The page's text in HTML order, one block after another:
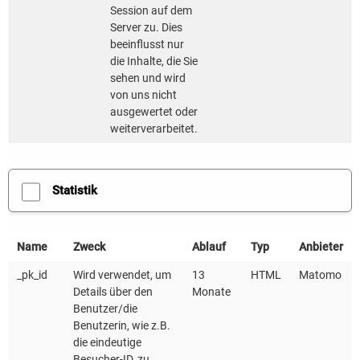
frühzeitig ein Gesamtkonzept für ihre geplante
Ladestation zu entwickeln. Dabei stehen folgende
Fragen im Vordergrund:
• Wie hoch ist der Bedarf in unserem Haus?
• Wie wollen wir die Stellplätze organisieren?
• Welche Kosten kommen auf uns zu und welche
Finanzierungsmöglichkeiten gibt es?
Nicht immer muss so umfassend geplant werden.
Wer in einer kleinen Wohnanlage lebt oder wenn nur
einzelne Mietparteien oder Eigentümer und
Eigentümerinnen eine Lademöglichkeit wünschen,
kann eine individuelle Einzellösung sinnvoll und
Session auf dem
Server zu. Dies
beeinflusst nur
die Inhalte, die Sie
sehen und wird
von uns nicht
ausgewertet oder
weiterverarbeitet.
Statistik
Name Zweck Ablauf Typ Anbieter
_pk_id
Wird verwendet, um
Details über den
Benutzer/die
Benutzerin, wie z.B.
die eindeutige
13
Monate
HTML Matomo